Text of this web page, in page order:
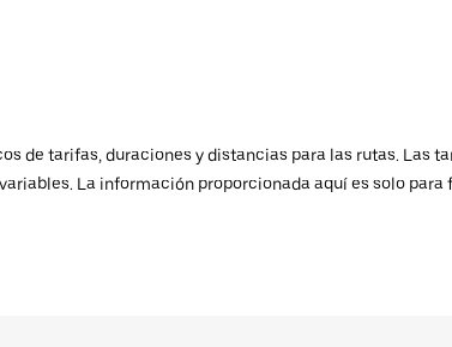
de tarifas, duraciones y distancias para las rutas. Las
La información proporcionada aquí es solo para